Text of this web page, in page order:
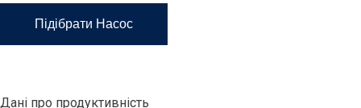
Підібрати Насос
Дані про продуктивність